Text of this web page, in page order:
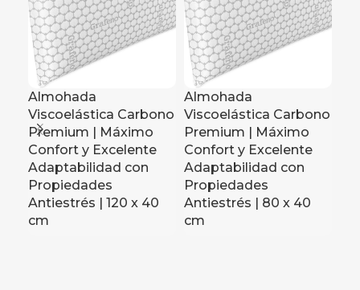
Almohada
Viscoelástica Carbono
Premium | Máximo
Confort y Excelente
Adaptabilidad con
Propiedades
Antiestrés | 120 x 40
cm
Almohada
Viscoelástica Carbono
Premium | Máximo
Confort y Excelente
Adaptabilidad con
Propiedades
Antiestrés | 80 x 40
cm